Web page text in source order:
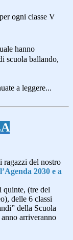
ogni classe V
hanno
scuola ballando,
a leggere...
ragazzi del nostro
2030 e a
quinte, (tre del
delle 6 classi
della Scuola
arriveranno